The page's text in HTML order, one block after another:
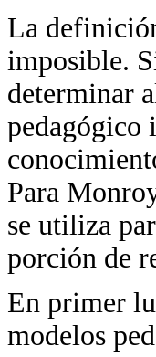
La
imposible.
determinar
pedagógico
Para
se utiliza
porción de
En primer
modelos